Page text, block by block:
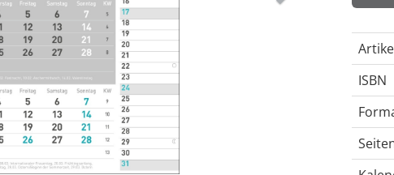
ISBN